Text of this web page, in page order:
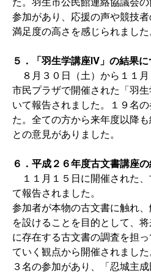
参加があり、応援の声や競技者
満足度の高さを感じられました
５．「羽生学講座Ⅳ」の結果に
８月３０日（土）から１１
市民プラザで開催された「羽
いて報告されました。１９名
た。全ての方から来年度以降
との意見がありました。
６．平成２６年度古文書講座
１１月１５日に開催された
て報告されました。
参加者が本物の古文書に触れ
を設けることを目的として、
に存在する古文書の調査を担
ていく観点から開催されました
３名の参加があり、「忍城主